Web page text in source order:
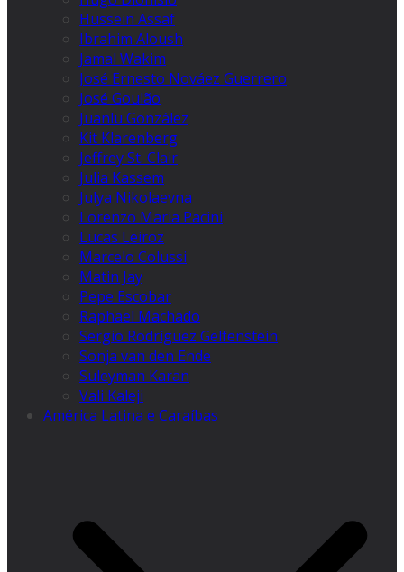
Hussein Assaf
Ibrahim Aloush
Jamal Wakim
José Ernesto Nováez Guerrero
José Goulão
Juanlu González
Kit Klarenberg
Jeffrey St. Clair
Julia Kassem
Julya Nikolaevna
Lorenzo Maria Pacini
Lucas Leiroz
Marcelo Colussi
Matin Jay
Pepe Escobar
Raphael Machado
Sergio Rodríguez Gelfenstein
Sonja van den Ende
Suleyman Karan
Vali Kaleji
América Latina e Caraíbas